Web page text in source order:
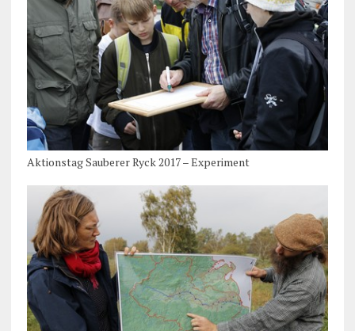
Aktionstag Sauberer Ryck 2017 – Experiment